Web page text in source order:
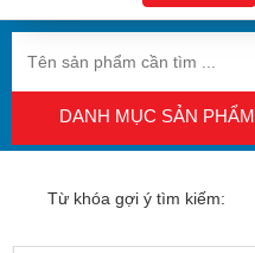
phẩm
Tăng
sinh
lý
DANH MỤC SẢN PHẨM
Từ khóa gợi ý tìm kiếm: